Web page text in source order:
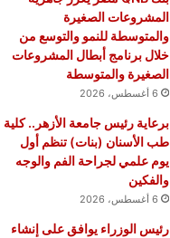
المشروعات الصغيرة
والمتوسطة للنمو والتوسع من
خلال برنامج أبطال المشروعات
الصغيرة والمتوسطة
6 أغسطس، 2026
برعاية رئيس جامعة الأزهر.. كلية
طب الأسنان (بنات) تنظم أول
يوم علمي لجراحة الفم والوجه
والفكين
6 أغسطس، 2026
رئيس الوزراء يوافق على إنشاء